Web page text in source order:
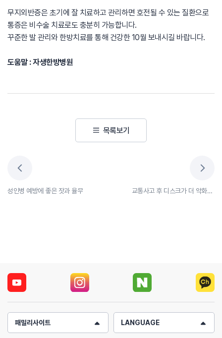
무지외반증은 초기에 잘 치료하고 관리하면 호전될 수 있는 질환으로
통증은 비수술 치료로도 충분히 가능합니다.
꾸준한 발 관리와 한방치료를 통해 건강한 10월 보내시길 바랍니다.
도움말 : 자생한방병원
성인병 예방에 좋은 잣과 율무
목록보기
교통사고 후 디스크가 더 악화되었다면?
패밀리사이트 LANGUAGE